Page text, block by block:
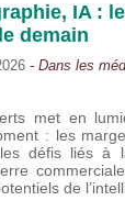
IA :
demain
- Dans les
met en
: les
défis liés à
de